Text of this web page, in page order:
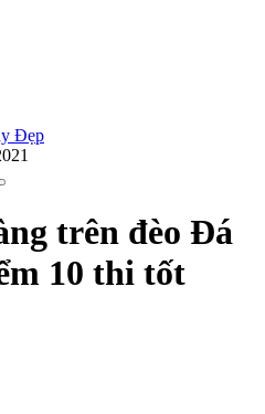
Đẹp
trên đèo Đá
10 thi tốt